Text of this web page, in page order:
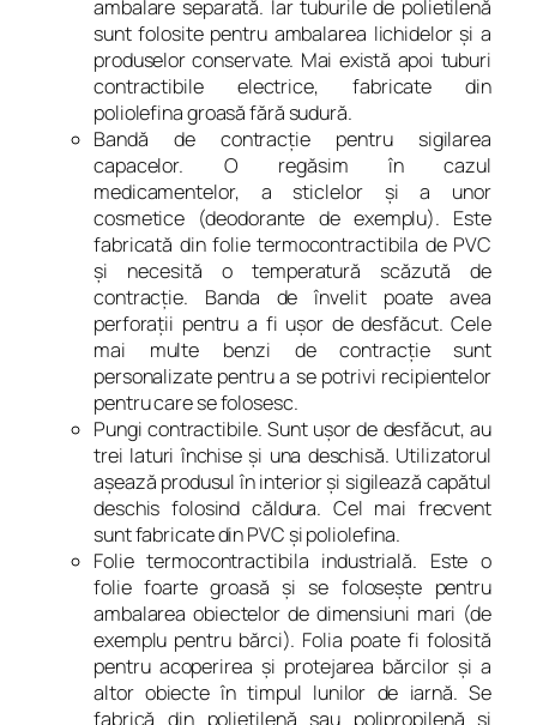
ambalare separată. Iar tuburile de polietilenă
sunt folosite pentru ambalarea lichidelor şi a
produselor conservate. Mai există apoi tuburi
contractibile electrice, fabricate din
poliolefina groasă fără sudură.
Bandă de contracţie pentru sigilarea
capacelor. O regăsim în cazul
medicamentelor, a sticlelor şi a unor
cosmetice (deodorante de exemplu). Este
fabricată din folie termocontractibila de PVC
şi necesită o temperatură scăzută de
contracţie. Banda de învelit poate avea
perforaţii pentru a fi uşor de desfăcut. Cele
mai multe benzi de contracţie sunt
personalizate pentru a se potrivi recipientelor
pentru care se folosesc.
Pungi contractibile. Sunt uşor de desfăcut, au
trei laturi închise şi una deschisă. Utilizatorul
aşează produsul în interior şi sigilează capătul
deschis folosind căldura. Cel mai frecvent
sunt fabricate din PVC şi poliolefina.
Folie termocontractibila industrială. Este o
folie foarte groasă şi se foloseşte pentru
ambalarea obiectelor de dimensiuni mari (de
exemplu pentru bărci). Folia poate fi folosită
pentru acoperirea şi protejarea bărcilor şi a
altor obiecte în timpul lunilor de iarnă. Se
fabrică din polietilenă sau polipropilenă şi